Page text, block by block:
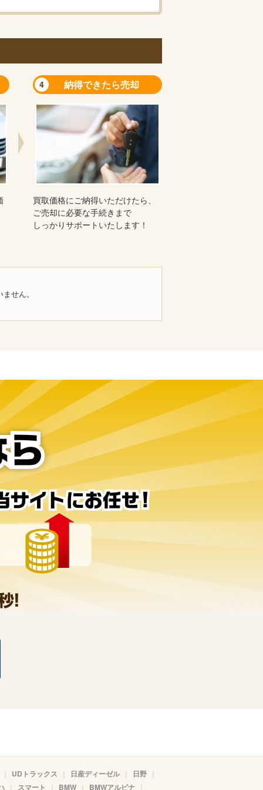
4 納得できたら売却
買取価格にご納得いただけたら、
ご売却に必要な手続きまで
しっかりサポートいたします！
せん。
UDトラックス 日産ディーゼル
日野
スマート BMW BMWアルピナ